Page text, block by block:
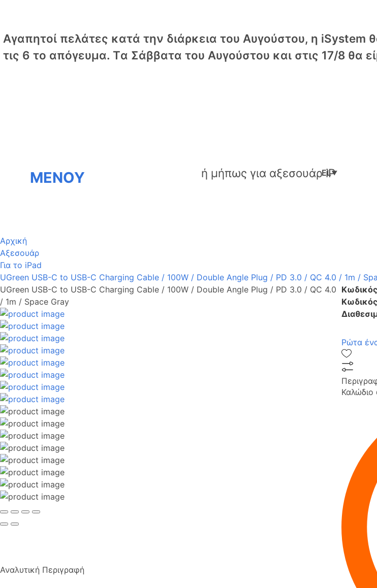
Αγαπητοί πελάτες κατά την διάρκεια του Αυγούστου, η iSystem
τις 6 το απόγευμα. Tα Σάββατα του Αυγούστου και στις 17/8 θα
ΜΕΝΟΥ
Search
EL▼
Αρχική
Αξεσουάρ
Για το iPad
UGreen USB-C to USB-C Charging Cable / 100W / Double Angle Plug / PD 3.0 / QC 4.0 / 1m /
UGreen USB-C to USB-C Charging Cable / 100W / Double Angle Plug / PD 3.0 / QC 4.0
/ 1m / Space Gray
Αναλυτική Περιγραφή
Ρώτα
Καλώδιο